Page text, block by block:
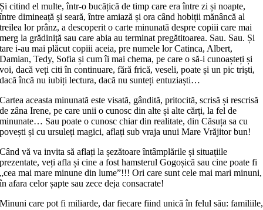
Și citind el multe, într-o bucățică de timp care era între zi și noapte,
între dimineață și seară, între amiază și ora când hobiții mănâncă al
treilea lor prânz, a descoperit o carte minunată despre copiii care mai
merg la grădiniță sau care abia au terminat pregătitoarea. Sau. Sau. Și
tare i-au mai plăcut copiii aceia, pre numele lor Catinca, Albert,
Damian, Tedy, Sofia și cum îi mai chema, pe care o să-i cunoașteți și
voi, dacă veți citi în continuare, fără frică, veseli, poate și un pic triști,
dacă încă nu iubiți lectura, dacă nu sunteți entuziaști…
Cartea aceasta minunată este visată, gândită, pritocită, scrisă și rescrisă
de zâna Irene, pe care unii o cunosc din alte și alte cărți, la fel de
minunate… Sau poate o cunosc chiar din realitate, din Căsuța sa cu
povești și cu ursuleți magici, aflați sub vraja unui Mare Vrăjitor bun!
Când vă va invita să aflați la șezătoare întâmplările și situațiile
prezentate, veți afla și cine a fost hamsterul Gogoșică sau cine poate fi
„cea mai mare minune din lume”!!! Ori care sunt cele mai mari minuni,
în afara celor șapte sau zece deja consacrate!
Minuni care pot fi miliarde, dar fiecare fiind unică în felul său: familiile,